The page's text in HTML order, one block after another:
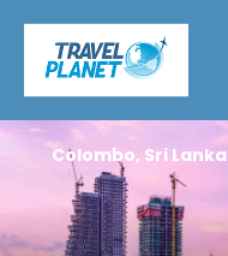
Colombo, Sri Lanka